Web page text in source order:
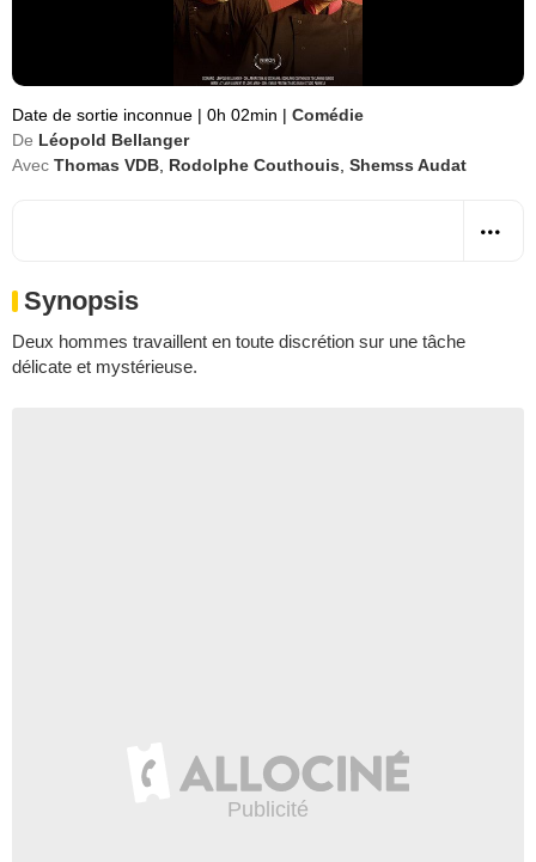
Date de sortie inconnue | 0h 02min | Comédie
De Léopold Bellanger
Avec Thomas VDB Rodolphe Couthouis Shemss Audat
Synopsis
Deux hommes travaillent en toute discrétion sur une tâche
délicate et mystérieuse.